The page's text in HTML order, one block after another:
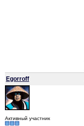
Egorroff
Активный участник